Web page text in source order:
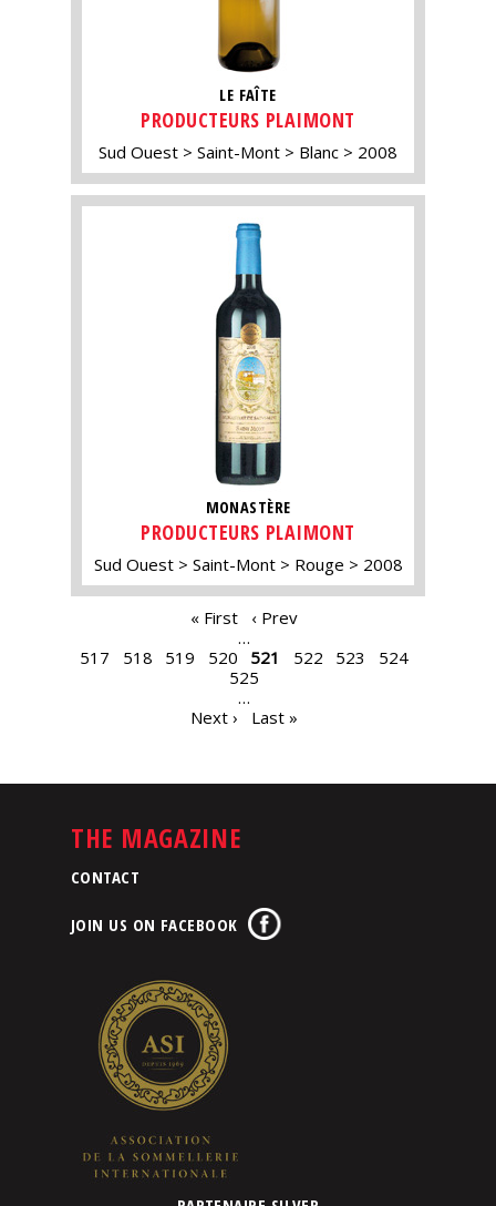
LE FAÎTE
PRODUCTEURS PLAIMONT
Sud Ouest Saint-Mont Blanc 2008
MONASTÈRE
PRODUCTEURS PLAIMONT
Sud Ouest Saint-Mont Rouge 2008
« First
‹ Prev
…
517
518 519 520 521 522 523
524
525
…
Next ›
Last »
THE MAGAZINE
CONTACT
JOIN US ON FACEBOOK